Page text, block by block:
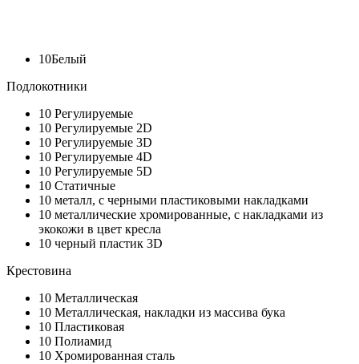
10Белый
Подлокотники
10 Регулируемые
10 Регулируемые 2D
10 Регулируемые 3D
10 Регулируемые 4D
10 Регулируемые 5D
10 Статичные
10 металл, с черными пластиковыми накладками
10 металлические хромированные, с накладками из
экокожи в цвет кресла
10 черный пластик 3D
Крестовина
10 Металлическая
10 Металлическая, накладки из массива бука
10 Пластиковая
10 Полиамид
10 Хромированная сталь